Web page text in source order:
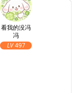
看我的没冯
冯
LV497